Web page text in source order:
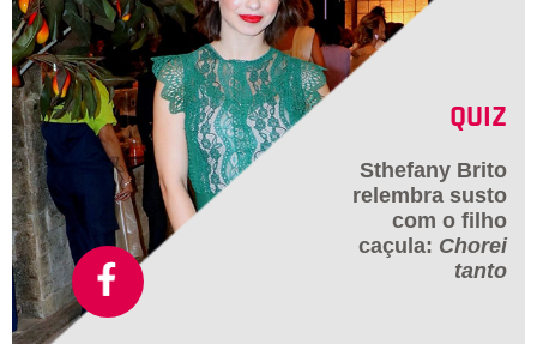
QUIZ
Sthefany Brito
relembra susto
com o filho
caçula: Chorei
tanto